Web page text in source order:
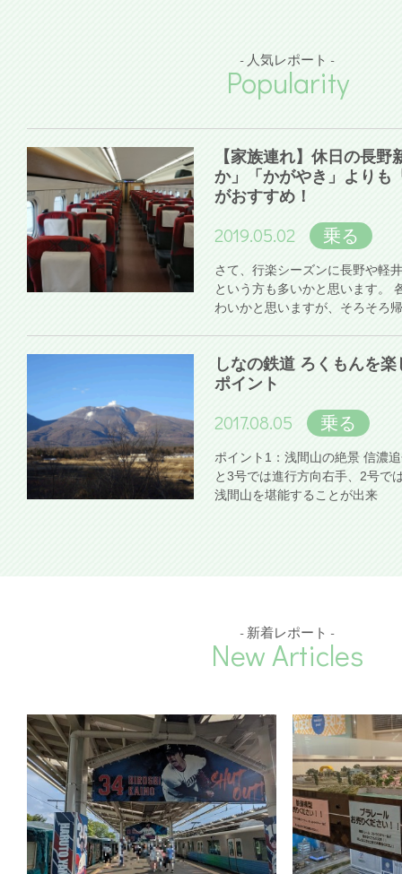
- 人気レポート -
Popularity
【家族連れ】休日の長野
か」「かがやき」よりも
がおすすめ！
2019.05.02 乗る
さて、行楽シーズンに長野や軽
という方も多いかと思います。
わいかと思いますが、そろそろ
しなの鉄道 ろくもんを
ポイント
2017.08.05 乗る
ポイント1：浅間山の絶景 信濃
と3号では進行方向右手、2号で
浅間山を堪能することが出来
- 新着レポート -
New Articles